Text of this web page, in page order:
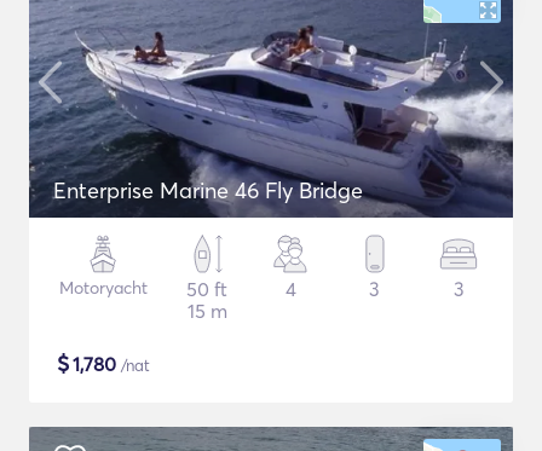
Enterprise Marine 46 Fly Bridge
Motoryacht
50 ft
15 m
4 3 3
$1,780 /nat